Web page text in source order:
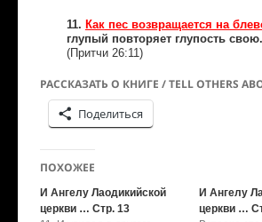
11. Как пес возвращается на
глупый повторяет глупость свою.
(Притчи 26:11)
РАССКАЗАТЬ О КНИГЕ / TELL OTHERS
Поделиться
ПОХОЖЕЕ
И Ангелу Лаодикийской
церкви … Стр. 13
И Ангелу
церкви …